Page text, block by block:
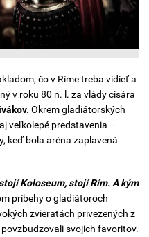
čo v Ríme treba vidieť a
v roku 80 n. l. za vlády cisára
Okrem gladiátorských
veľkolepé predstavenia –
keď bola aréna zaplavená
Koloseum, stojí Rím. A kým
príbehy o gladiátoroch
zvieratách privezených z
svojich favoritov.